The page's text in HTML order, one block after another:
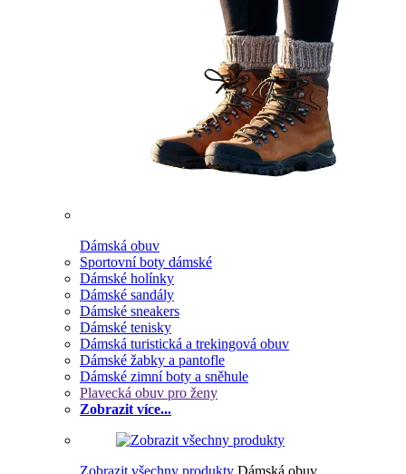
Dámská obuv
Sportovní boty dámské
Dámské holínky
Dámské sandály
Dámské sneakers
Dámské tenisky
Dámská turistická a trekingová obuv
Dámské žabky a pantofle
Dámské zimní boty a sněhule
Plavecká obuv pro ženy
Zobrazit více...
Zobrazit všechny produkty Dámská obuv